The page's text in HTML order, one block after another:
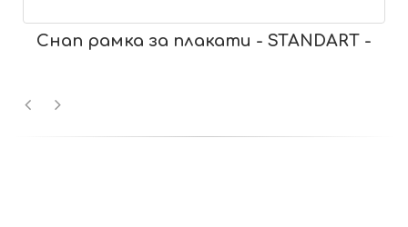
Снап рамка за плакати - STANDART -